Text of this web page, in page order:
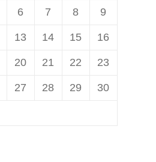
6 7 8 9
13 14 15 16
20 21 22 23
27 28 29 30